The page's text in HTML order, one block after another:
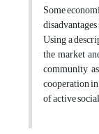
Some
Using a
the market
community
cooperation
of active